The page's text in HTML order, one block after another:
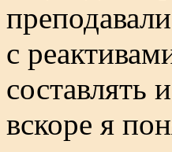
с
составлять
вскоре я